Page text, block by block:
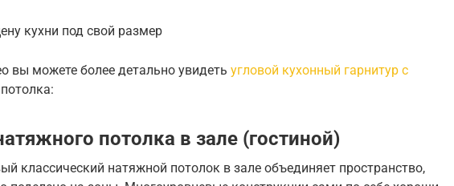
кухни под свой размер
вы можете более детально увидеть угловой кухонный гарнитур с
потолка в зале (гостиной)
классический натяжной потолок в зале объединяет пространство,